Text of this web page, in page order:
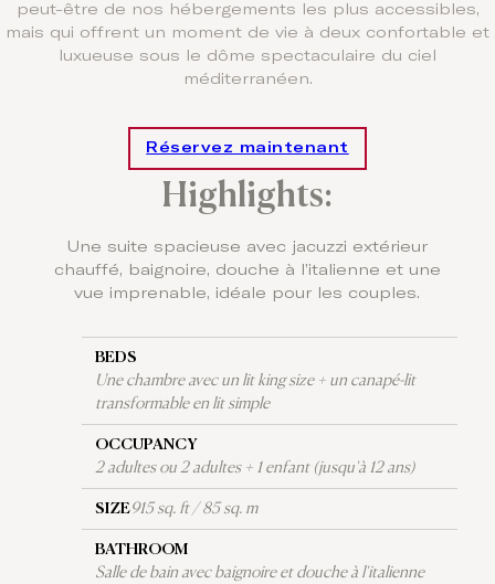
peut-être de nos hébergements les plus accessibles,
mais qui offrent un moment de vie à deux confortable et
luxueuse sous le dôme spectaculaire du ciel
méditerranéen.
Réservez maintenant
Highlights:
Une suite spacieuse avec jacuzzi extérieur
chauffé, baignoire, douche à l’italienne et une
vue imprenable, idéale pour les couples.
BEDS
Une chambre avec un lit king size + un canapé-lit
transformable en lit simple
OCCUPANCY
2 adultes ou 2 adultes + 1 enfant (jusqu'à 12 ans)
SIZE915 sq. ft / 85 sq. m
BATHROOM
Salle de bain avec baignoire et douche à l'italienne